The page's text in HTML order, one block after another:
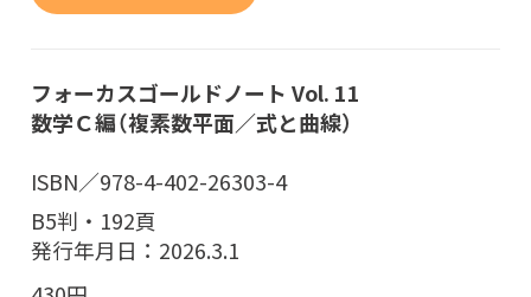
フォーカスゴールドノート Vol. 11
数学Ｃ編（複素数平面／式と曲線）
ISBN／978-4-402-26303-4
B5判・192頁
発行年月日：2026.3.1